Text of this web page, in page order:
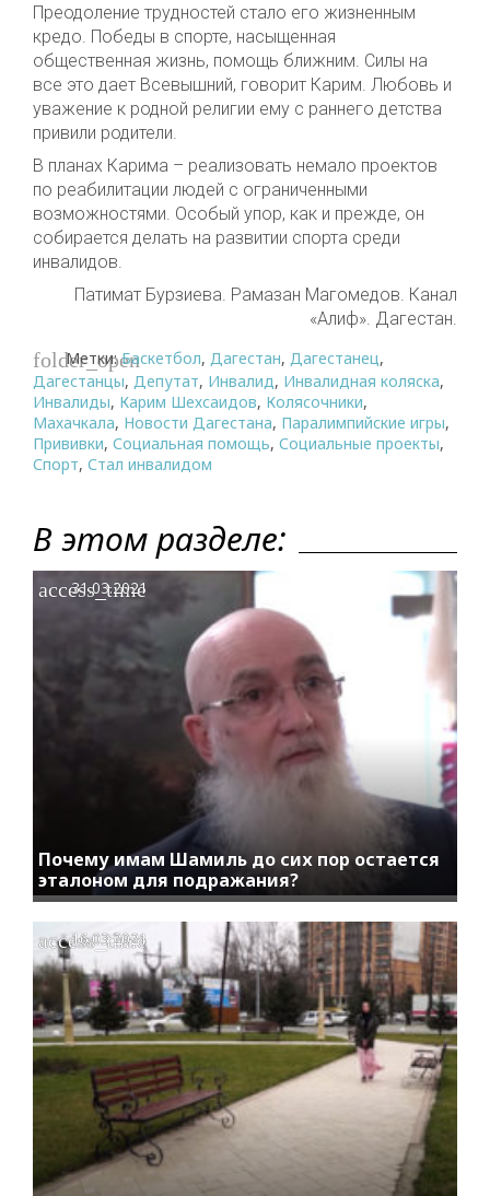
Преодоление трудностей стало его жизненным
кредо. Победы в спорте, насыщенная
общественная жизнь, помощь ближним. Силы на
все это дает Всевышний, говорит Карим. Любовь и
уважение к родной религии ему с раннего детства
привили родители.
В планах Карима – реализовать немало проектов
по реабилитации людей с ограниченными
возможностями. Особый упор, как и прежде, он
собирается делать на развитии спорта среди
инвалидов.
Патимат Бурзиева. Рамазан Магомедов. Канал
«Алиф». Дагестан.
folder_open
Метки:Баскетбол, Дагестан, Дагестанец,
Дагестанцы, Депутат, Инвалид, Инвалидная коляска,
Инвалиды, Карим Шехсаидов, Колясочники,
Махачкала, Новости Дагестана, Паралимпийские игры,
Прививки, Социальная помощь, Социальные проекты,
Спорт, Стал инвалидом
В этом разделе:
Почему имам Шамиль до сих пор остается
эталоном для подражания?
access_time
31.03.2021
access_time
16.03.2021